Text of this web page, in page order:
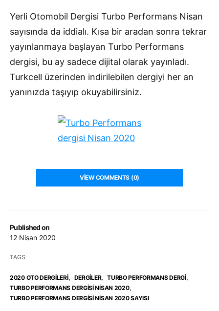
Published on
12 Nisan 2020
TAGS
2020 OTO DERGILERI, DERGILER, TURBO PERFORMANS DERGI,
TURBO PERFORMANS DERGISI NISAN 2020,
TURBO PERFORMANS DERGISI NISAN 2020 SAYISI
Yerli Otomobil Dergisi Turbo Performans Nisan
sayısında da iddialı. Kısa bir aradan sonra tekrar
yayınlanmaya başlayan Turbo Performans
dergisi, bu ay sadece dijital olarak yayınladı.
Turkcell üzerinden indirilebilen dergiyi her an
yanınızda taşıyıp okuyabilirsiniz.
VIEW COMMENTS (0)